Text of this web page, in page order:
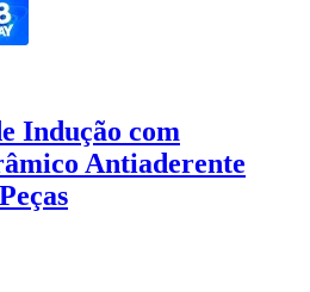
Indução com
Antiaderente